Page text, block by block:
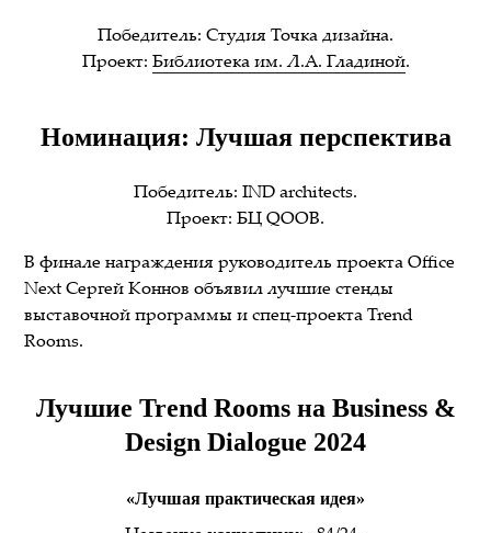
Победитель: Студия Точка дизайна.
Проект: Библиотека им. Л.А. Гладиной.
Номинация: Лучшая перспектива
Победитель: IND architects.
Проект: БЦ QOOB.
В финале награждения руководитель проекта Office
Next Сергей Коннов объявил лучшие стенды
выставочной программы и спец-проекта Trend
Rooms.
Лучшие Trend Rooms на Business &
Design Dialogue 2024
«Лучшая практическая идея»